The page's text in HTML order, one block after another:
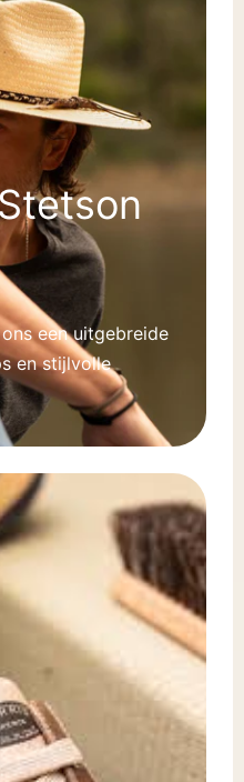
een uitgebreide
en stijlvolle